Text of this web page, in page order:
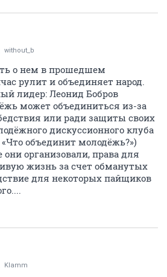
without_b
о нем в прошедшем
рулит и объединяет народ.
лидер: Леонид Бобров
может объединиться из-за
или ради защиты своих
дискуссионного клуба
объединит молодёжь?»)
они организовали, права для
жизнь за счет обманутых
для некоторых пайщиков
Klamm